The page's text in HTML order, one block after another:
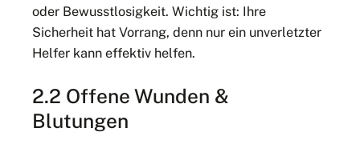
oder Bewusstlosigkeit. Wichtig ist: Ihre
Sicherheit hat Vorrang, denn nur ein unverletzter
Helfer kann effektiv helfen.
2.2 Offene Wunden &
Blutungen